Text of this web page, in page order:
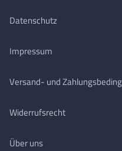
Datenschutz
Impressum
Versand- und
Widerrufsrecht
Über uns